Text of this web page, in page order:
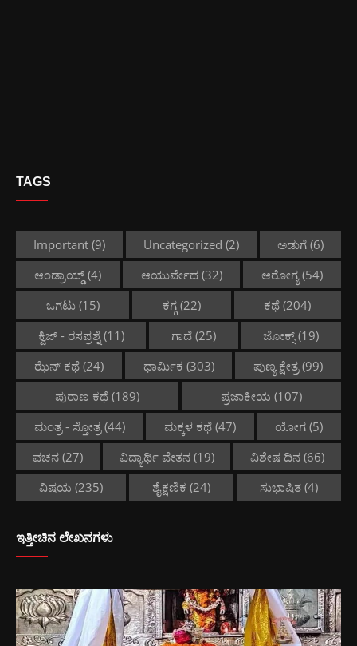
TAGS
Important (9) Uncategorized (2) ಅಡುಗೆ (6)
ಆಂಡ್ರಾಯ್ಡ್(4) ಆಯುರ್ವೇದ(32) ಆರೋಗ್ಯ (54)
ಒಗಟು(15) ಕಗ್ಗ(22) ಕಥೆ (204)
ಕ್ವಿಜ್ - ರಸಪ್ರಶ್ನೆ (11) ಗಾದೆ(25) ಜೋಕ್ಸ್ (19)
ಝೆನ್ ಕಥೆ(24) ಧಾರ್ಮಿಕ (303) ಪುಣ್ಯ ಕ್ಷೇತ್ರ(99)
ಪುರಾಣ ಕಥೆ (189) ಪ್ರಜಾಕೀಯ (107)
ಮಂತ್ರ - ಸ್ತೋತ್ರ(44) ಮಕ್ಕಳ ಕಥೆ(47) ಯೋಗ (5)
ವಚನ(27) ವಿದ್ಯಾರ್ಥಿ ವೇತನ(19) ವಿಶೇಷ ದಿನ (66)
ವಿಷಯ (235) ಶೈಕ್ಷಣಿಕ (24) ಸುಭಾಷಿತ (4)
ಇತ್ತೀಚಿನ ಲೇಖನಗಳು